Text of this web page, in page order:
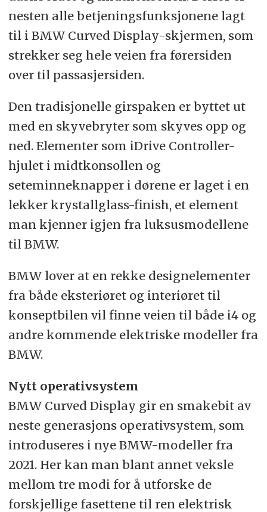
nesten alle betjeningsfunksjonene lagt
til i BMW Curved Display-skjermen, som
strekker seg hele veien fra førersiden
over til passasjersiden.
Den tradisjonelle girspaken er byttet ut
med en skyvebryter som skyves opp og
ned. Elementer som iDrive Controller-
hjulet i midtkonsollen og
seteminneknapper i dørene er laget i en
lekker krystallglass-finish, et element
man kjenner igjen fra luksusmodellene
til BMW.
BMW lover at en rekke designelementer
fra både eksteriøret og interiøret til
konseptbilen vil finne veien til både i4 og
andre kommende elektriske modeller fra
BMW.
Nytt operativsystem
BMW Curved Display gir en smakebit av
neste generasjons operativsystem, som
introduseres i nye BMW-modeller fra
2021. Her kan man blant annet veksle
mellom tre modi for å utforske de
forskjellige fasettene til ren elektrisk